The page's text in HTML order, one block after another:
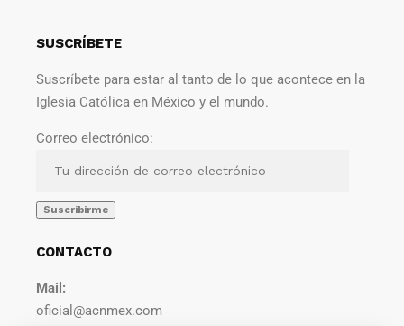
SUSCRÍBETE
Suscríbete para estar al tanto de lo que acontece en la
Iglesia Católica en México y el mundo.
Correo electrónico:
CONTACTO
Mail:
oficial@acnmex.com